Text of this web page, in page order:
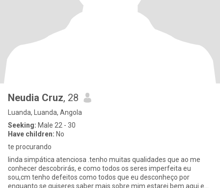
Neudia Cruz, 28
Luanda, Luanda, Angola
Seeking: Male 22 - 30
Have children: No
te procurando
linda simpática atenciosa .tenho muitas qualidades que ao me
conhecer descobrirás, e como todos os seres imperfeita eu
sou,cm tenho defeitos como todos que eu desconheço por
enquanto se quiseres saber mais sobre mim estarei bem aqui e